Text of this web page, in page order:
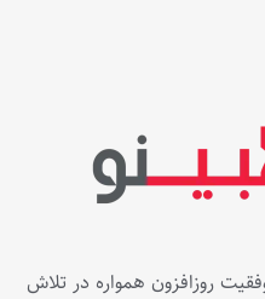
روزافزون همواره در تلاش